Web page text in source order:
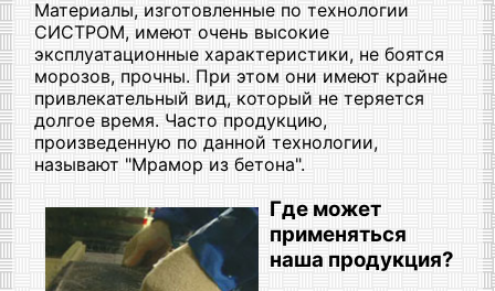
Материалы, изготовленные по технологии
СИСТРОМ, имеют очень высокие
эксплуатационные характеристики, не боятся
морозов, прочны. При этом они имеют крайне
привлекательный вид, который не теряется
долгое время. Часто продукцию,
произведенную по данной технологии,
называют "Мрамор из бетона".
Где может
применяться
наша продукция?